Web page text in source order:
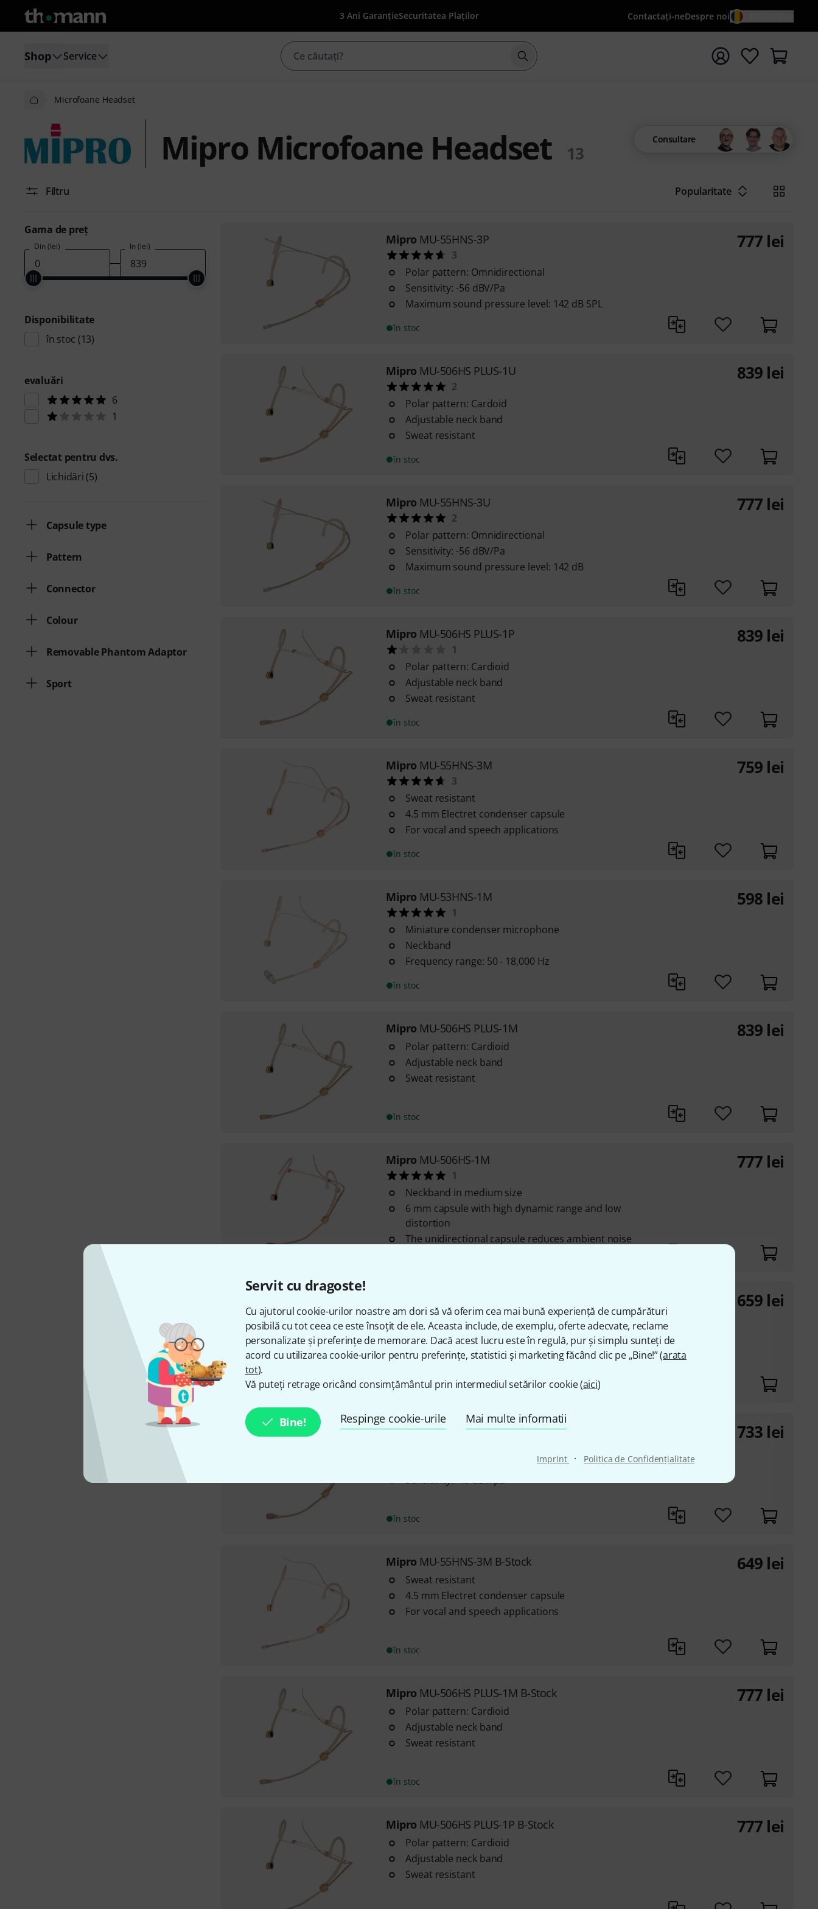
Servit cu dragoste!
Cu ajutorul cookie-urilor noastre am dori să vă oferim cea mai bună experiență de cumpărături
posibilă cu tot ceea ce este însoțit de ele. Aceasta include, de exemplu, oferte adecvate, reclame
personalizate și preferințe de memorare. Dacă acest lucru este în regulă, pur și simplu sunteți de
acord cu utilizarea cookie-urilor pentru preferințe, statistici și marketing făcând clic pe „Bine!” (arata
tot).
Vă puteți retrage oricând consimțământul prin intermediul setărilor cookie (aici)
Bine! Respinge cookie-urile Mai multe informatii
Imprint · Politica de Confidenţialitate
3 Ani GaranțieSecuritatea Plaților Contactaţi-neDespre noi
Shop Service Începeți căutarea cu termenul de căutare {searchTerm}
Microfoane Headset
Mipro Microfoane Headset 13
Consultare
Filtru Popularitate
Gama de preţ
Din (lei) În (lei)
Disponibilitate
în stoc (13)
evaluări
6
1
Selectat pentru dvs.
Lichidări (5)
Capsule type
Pattern
Connector
Colour
Removable Phantom Adaptor
Sport
Mipro MU-55HNS-3P
3
Polar pattern: Omnidirectional
Sensitivity: -56 dBV/Pa
Maximum sound pressure level: 142 dB SPL
în stoc
777 lei
Mipro MU-506HS PLUS-1U
2
Polar pattern: Cardoid
Adjustable neck band
Sweat resistant
în stoc
839 lei
Mipro MU-55HNS-3U
2
Polar pattern: Omnidirectional
Sensitivity: -56 dBV/Pa
Maximum sound pressure level: 142 dB
în stoc
777 lei
Mipro MU-506HS PLUS-1P
1
Polar pattern: Cardioid
Adjustable neck band
Sweat resistant
în stoc
839 lei
Mipro MU-55HNS-3M
3
Sweat resistant
4.5 mm Electret condenser capsule
For vocal and speech applications
în stoc
759 lei
Mipro MU-53HNS-1M
1
Miniature condenser microphone
Neckband
Frequency range: 50 - 18,000 Hz
în stoc
598 lei
Mipro MU-506HS PLUS-1M
Polar pattern: Cardioid
Adjustable neck band
Sweat resistant
în stoc
839 lei
Mipro MU-506HS-1M
1
Neckband in medium size
6 mm capsule with high dynamic range and low
distortion
The unidirectional capsule reduces ambient noise
777 lei
Neckband in medium size
6 mm capsule with high dynamic range and low
distortion
The unidirectional capsule reduces ambient noise
în stoc
659 lei
MiproMU-506HS-1U B-Stock
Frequency range: 50 Hz - 18,000 Hz
Sensitivity: -49 dBV/pa
în stoc
733 lei
Mipro MU-55HNS-3M B-Stock
Sweat resistant
4.5 mm Electret condenser capsule
For vocal and speech applications
în stoc
649 lei
Mipro MU-506HS PLUS-1M B-Stock
Polar pattern: Cardioid
Adjustable neck band
Sweat resistant
în stoc
777 lei
Mipro MU-506HS PLUS-1P B-Stock
Polar pattern: Cardioid
Adjustable neck band
Sweat resistant
777 lei